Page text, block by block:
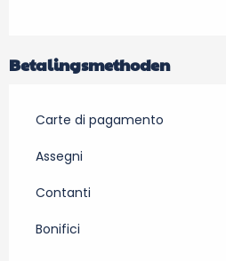
Betalingsmethoden
Carte di pagamento
Assegni
Contanti
Bonifici